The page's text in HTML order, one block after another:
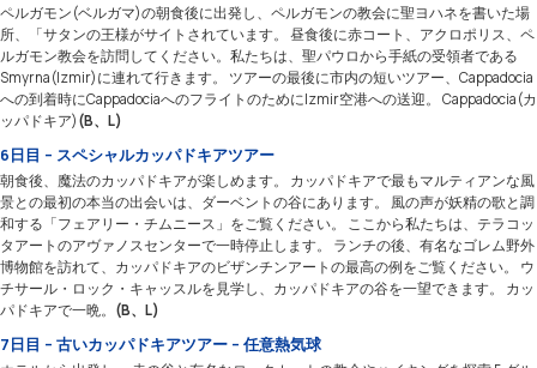
ペルガモン(ベルガマ)の朝食後に出発し、ペルガモンの教会に聖ヨハネを書いた場
所、「サタンの王様がサイトされています。 昼食後に赤コート、アクロポリス、ペ
ルガモン教会を訪問してください。私たちは、聖パウロから手紙の受領者である
Smyrna(Izmir)に連れて行きます。 ツアーの最後に市内の短いツアー、Cappadocia
への到着時にCappadociaへのフライトのためにIzmir空港への送迎。 Cappadocia(カ
ッパドキア) (B、L)
6日目 – スペシャルカッパドキアツアー
朝食後、魔法のカッパドキアが楽しめます。 カッパドキアで最もマルティアンな風
景との最初の本当の出会いは、ダーベントの谷にあります。 風の声が妖精の歌と調
和する「フェアリー・チムニース」をご覧ください。 ここから私たちは、テラコッ
タアートのアヴァノスセンターで一時停止します。 ランチの後、有名なゴレム野外
博物館を訪れて、カッパドキアのビザンチンアートの最高の例をご覧ください。 ウ
チサール・ロック・キャッスルを見学し、カッパドキアの谷を一望できます。 カッ
パドキアで一晩。 (B、L)
7日目 – 古いカッパドキアツアー – 任意熱気球